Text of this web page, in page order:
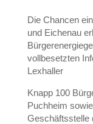
Die Chancen
und Eichenau
vollbesetzten
Lexhaller
Knapp 100
Puchheim
Geschäftsstelle